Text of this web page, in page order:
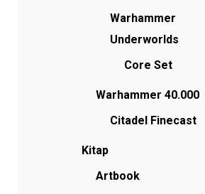
Warhammer
Underworlds
Core Set
Warhammer 40.000
Citadel Finecast
Kitap
Artbook